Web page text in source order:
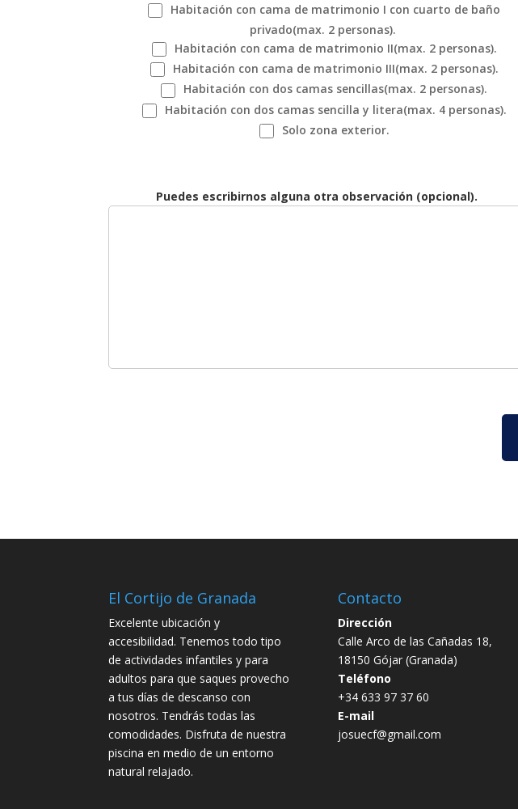
Habitación con cama de matrimonio I con cuarto de baño
privado(max. 2 personas).
Habitación con cama de matrimonio II(max. 2 personas).
Habitación con cama de matrimonio III(max. 2 personas).
Habitación con dos camas sencillas(max. 2 personas).
Habitación con dos camas sencilla y litera(max. 4 personas).
Solo zona exterior.
Puedes escribirnos alguna otra observación (opcional).
El Cortijo de Granada
Excelente ubicación y
accesibilidad. Tenemos todo tipo
de actividades infantiles y para
adultos para que saques provecho
a tus días de descanso con
nosotros. Tendrás todas las
comodidades. Disfruta de nuestra
piscina en medio de un entorno
natural relajado.
Contacto
Dirección
Calle Arco de las Cañadas 18,
18150 Gójar (Granada)
Teléfono
+34 633 97 37 60
E-mail
josuecf@gmail.com